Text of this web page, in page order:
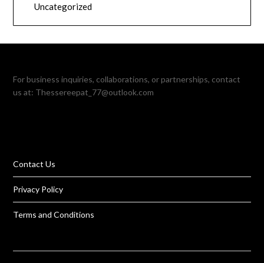
Uncategorized
For business inquiries, collaborations, or partnerships, contact
us at: Thessereepat_77@outlook.com
Contact Us
Privacy Policy
Terms and Conditions